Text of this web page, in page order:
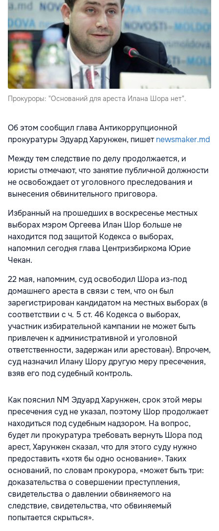
Прокуроры: "Оснований для ареста Илана Шора нет".
Об этом сообщил глава Антикоррупционной
прокуратуры Эдуард Харунжен, пишетnewsmaker.md
Между тем следствие по делу продолжается, и
юристы отмечают, что занятие публичной должности
не освобождает от уголовного преследования и
вынесения обвинительного приговора.
Избранный на прошедших в воскресенье местных
выборах мэром Оргеева Илан Шор больше не
находится под защитой Кодекса о выборах,
напомнил сегодня глава Центризбиркома Юрие
Чекан.
22 мая, напомним, суд освободил Шора из-под
домашнего ареста в связи с тем, что он был
зарегистрирован кандидатом на местных выборах (в
соответствии с ч. 5 ст. 46 Кодекса о выборах,
участник избирательной кампании не может быть
привлечен к административной и уголовной
ответственности, задержан или арестован). Впрочем,
суд назначил Илану Шору другую меру пресечения,
взяв его под судебный контроль.
Как пояснил NM Эдуард Харунжен, срок этой меры
пресечения суд не указал, поэтому Шор продолжает
находиться под судебным надзором. На вопрос,
будет ли прокуратура требовать вернуть Шора под
арест, Харунжен сказал, что для этого суду нужно
предоставить «хотя бы одно основание». Таких
оснований, по словам прокурора, «может быть три:
доказательства о совершении преступления,
свидетельства о давлении обвиняемого на
следствие, свидетельства, что обвиняемый
попытается скрыться».